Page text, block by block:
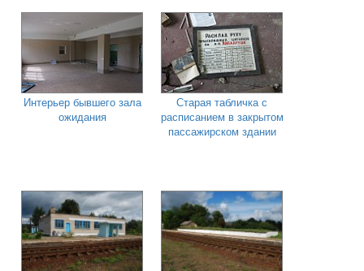
Интерьер бывшего зала
ожидания
Старая табличка с
расписанием в закрытом
пассажирском здании